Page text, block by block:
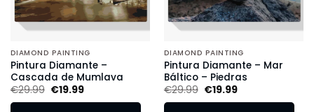
DIAMOND PAINTING
Pintura Diamante –
Cascada de Mumlava
€29.99 €19.99
DIAMOND PAINTING
Pintura Diamante – Mar
Báltico – Piedras
€29.99 €19.99